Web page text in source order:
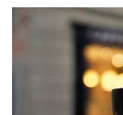
Padre Azul
The Famous Grouse